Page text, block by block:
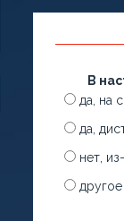
В
да, на
да,
нет,
другое